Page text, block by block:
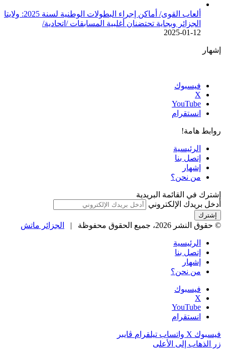
ألعاب القوى/ أماكن إجراء البطولات الوطنية لسنة 2025: ولايتا
الجزائر وبجاية تحتضنان أغلبية المسابقات /اتحادية/
2025-01-12
إشهار
فيسبوك
‫X
‫YouTube
انستقرام
روابط هامة!
الرئيسية
إتصل بنا
إشهار
من نحن؟
إشترك في القائمة البريدية
أدخل بريدك الإلكتروني
© حقوق النشر 2026، جميع الحقوق محفوظة | الجزائر ماتش
الرئيسية
إتصل بنا
إشهار
من نحن؟
فيسبوك
‫X
‫YouTube
انستقرام
فيسبوك ‫X واتساب تيلقرام ڤايبر
زر الذهاب إلى الأعلى